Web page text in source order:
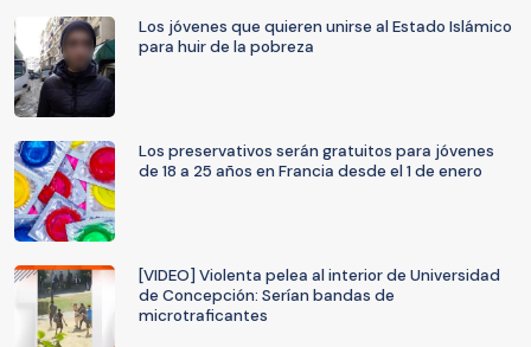
Los jóvenes que quieren unirse al Estado Islámico
para huir de la pobreza
Los preservativos serán gratuitos para jóvenes
de 18 a 25 años en Francia desde el 1 de enero
[VIDEO] Violenta pelea al interior de Universidad
de Concepción: Serían bandas de
microtraficantes